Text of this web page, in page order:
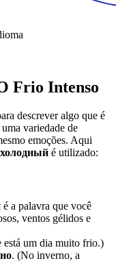
Frio Intenso
descrever algo que é
variedade de
emoções. Aqui
холодный é utilizado:
é a palavra que você
ventos gélidos e
está um dia muito frio.)
. (No inverno, a